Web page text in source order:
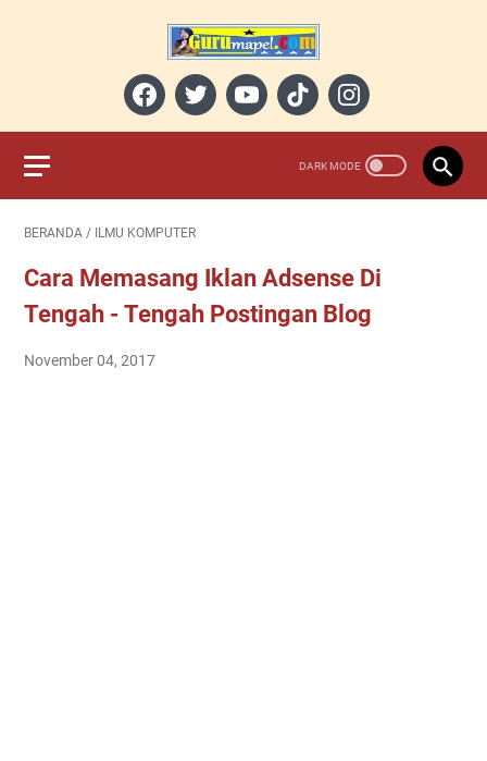
BERANDA / ILMU KOMPUTER
Cara Memasang Iklan Adsense Di
Tengah - Tengah Postingan Blog
November 04, 2017